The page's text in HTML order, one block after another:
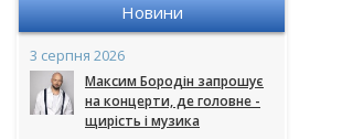
Новини
3 серпня 2026
Максим Бородін запрошує
на концерти, де головне -
щирість і музика